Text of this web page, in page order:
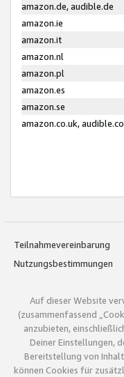
amazon.de, audible.de
amazon.ie
amazon.it
amazon.nl
amazon.pl
amazon.es
amazon.se
amazon.co.uk,
Teilnahmevereinbarung
Nutzungsbestimmungen
Auf dieser Website
(zusammenfassend
anzubieten,
Deiner Einstellungen,
Bereitstellung von
können Cookies für